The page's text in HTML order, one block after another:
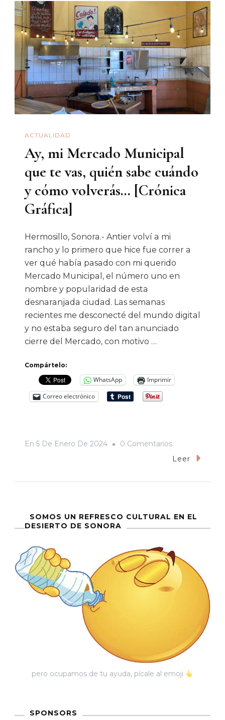
De
Miedo
En
Quito,
Ecuador
ACTUALIDAD
Ay, mi Mercado Municipal
que te vas, quién sabe cuándo
y cómo volverás… [Crónica
Gráfica]
Hermosillo, Sonora.- Antier volví a mi
rancho y lo primero que hice fue correr a
ver qué había pasado con mi querido
Mercado Municipal, el número uno en
nombre y popularidad de esta
desnaranjada ciudad. Las semanas
recientes me desconecté del mundo digital
y no estaba seguro del tan anunciado
cierre del Mercado, con motivo …
Compártelo:
WhatsApp
Imprimir
Correo electrónico
En 5 De Enero De 2024 0 ComentariosEn
Ay,
Que
Te
Quién
Sabe
Cuándo
Volverás…
[Crónica
Leer
SOMOS UN REFRESCO CULTURAL EN EL
DESIERTO DE SONORA
pero ocupamos de tu ayuda, pícale al emoji
SPONSORS